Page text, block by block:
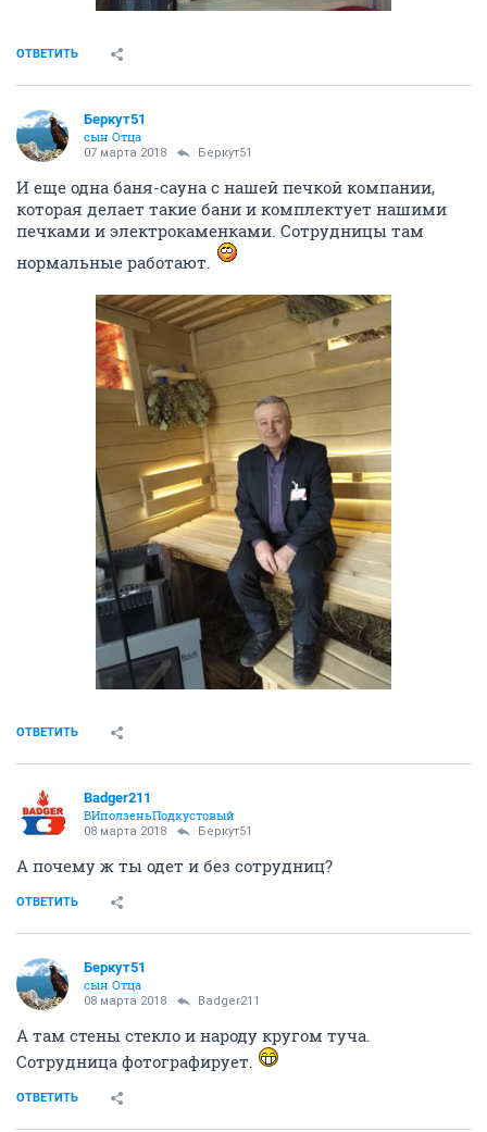
ОТВЕТИТЬ
Беркут51
сын Отца
07 марта 2018 Беркут51
И еще одна баня-сауна с нашей печкой компании,
которая делает такие бани и комплектует нашими
печками и электрокаменками. Сотрудницы там
нормальные работают.
ОТВЕТИТЬ
Badger211
ВИползеньПодкустовый
08 марта 2018 Беркут51
А почему ж ты одет и без сотрудниц?
ОТВЕТИТЬ
Беркут51
сын Отца
08 марта 2018 Badger211
А там стены стекло и народу кругом туча.
Сотрудница фотографирует.
ОТВЕТИТЬ